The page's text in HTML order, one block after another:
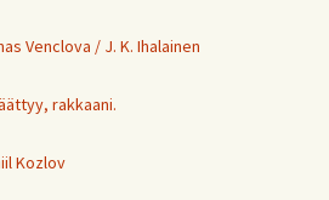
Venclova / J. K. Ihalainen
rakkaani.
Kozlov